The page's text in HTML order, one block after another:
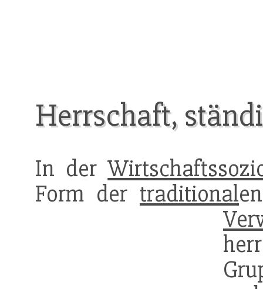
Herrschaft,
In der
Form der traditional